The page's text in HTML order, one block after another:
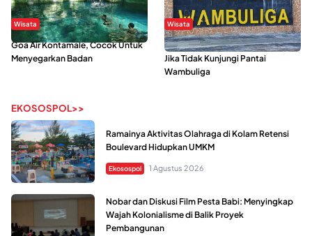
Wisata
Goa Air Kontamale, Cocok Untuk
Menyegarkan Badan
Wisata
Berkunjung Ke Wakatobi, Nyesal
Jika Tidak Kunjungi Pantai
Wambuliga
EKOSOSPOL>>
Ramainya Aktivitas Olahraga di Kolam Retensi
Boulevard Hidupkan UMKM
Ekosospol 1 Agustus 2026
Nobar dan Diskusi Film Pesta Babi: Menyingkap
Wajah Kolonialisme di Balik Proyek
Pembangunan